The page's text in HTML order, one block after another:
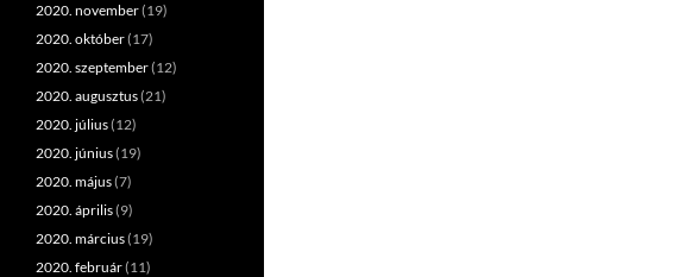
2020. november(19)
2020. október(17)
2020. szeptember(12)
2020. augusztus(21)
2020. július(12)
2020. június(19)
2020. május(7)
2020. április(9)
2020. március(19)
2020. február(11)